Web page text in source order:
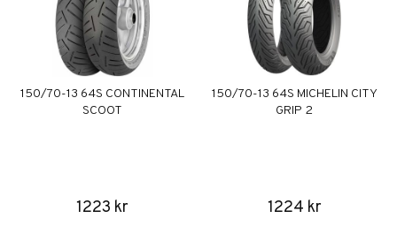
150/70-13 64S CONTINENTAL
SCOOT
1223 kr
150/70-13 64S MICHELIN CITY
GRIP 2
1224 kr